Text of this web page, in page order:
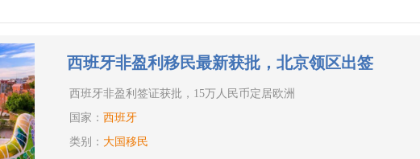
西班牙非盈利移民最新获批，北京领区出签
西班牙非盈利签证获批，15万人民币定居欧洲
国家： 西班牙
类别： 大国移民